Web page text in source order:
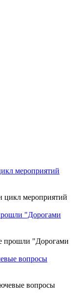
мероприятий
"Дорогами
вопросы